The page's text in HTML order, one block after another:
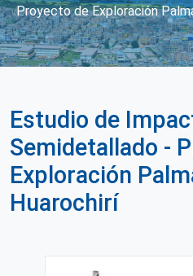
Proyecto de Exploración
Estudio de
Semidetallado -
Exploración
Huarochirí